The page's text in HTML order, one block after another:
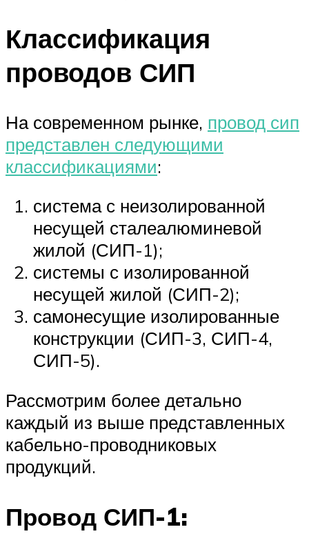
Классификация
проводов СИП
На современном рынке, провод сип
представлен следующими
классификациями:
система с неизолированной
несущей сталеалюминевой
жилой (СИП-1);
системы с изолированной
несущей жилой (СИП-2);
самонесущие изолированные
конструкции (СИП-3, СИП-4,
СИП-5).
Рассмотрим более детально
каждый из выше представленных
кабельно-проводниковых
продукций.
Провод СИП-1: